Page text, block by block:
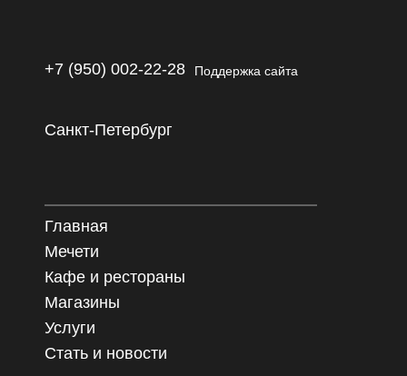
+7 (950) 002-22-28 Поддержка сайта
Главная
Санкт-Петербург
Мечети
Кафе и рестораны
Магазины
Услуги
Стать и новости